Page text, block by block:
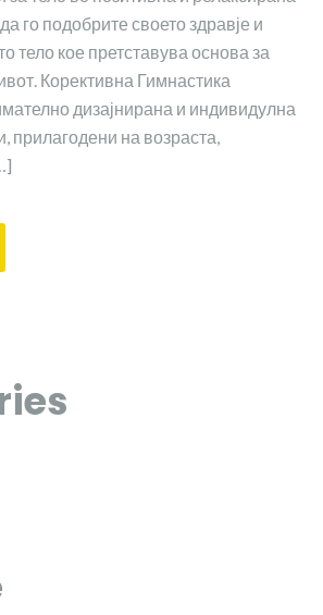
го подобрите своето здравје и
тело кое претставува основа за
Корективна Гимнастика
дизајнирана и индивидулна
прилагодени на возраста,